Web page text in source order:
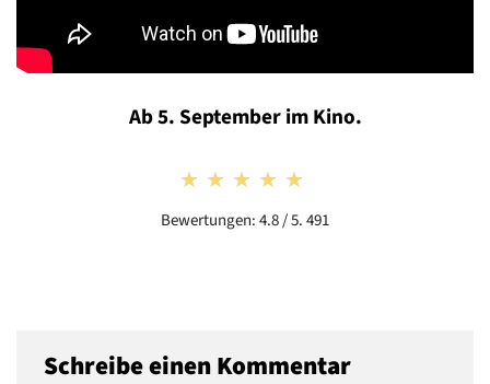
Ab 5. September im Kino.
★★★★★
★★★★★
Bewertungen: 4.8 / 5. 491
Schreibe einen Kommentar